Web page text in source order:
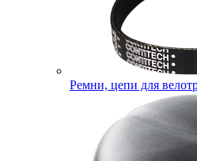
Ремни, цепи для